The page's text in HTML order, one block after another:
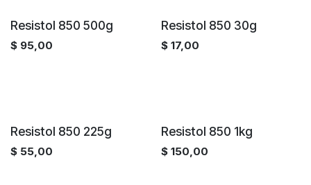
Resistol 850 500g
$ 95,00
Resistol 850 30g
$ 17,00
Resistol 850 225g
$ 55,00
Resistol 850 1kg
$ 150,00